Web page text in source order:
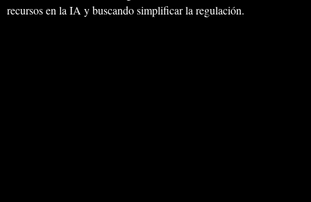
recursos en la IA y buscando simplificar la regulación.